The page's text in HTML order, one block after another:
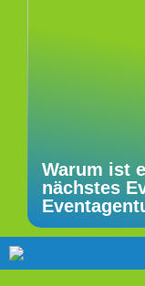
Warum ist
nächstes